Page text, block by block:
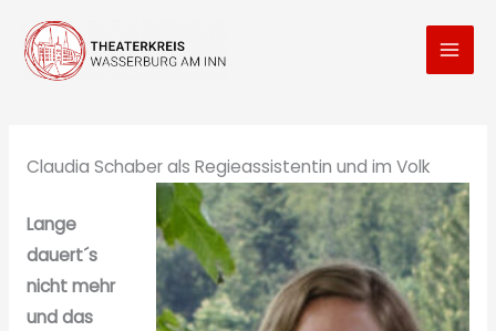
Inhalt
springen
Claudia Schaber als Regieassistentin und im Volk
Lange
dauert´s
nicht mehr
und das